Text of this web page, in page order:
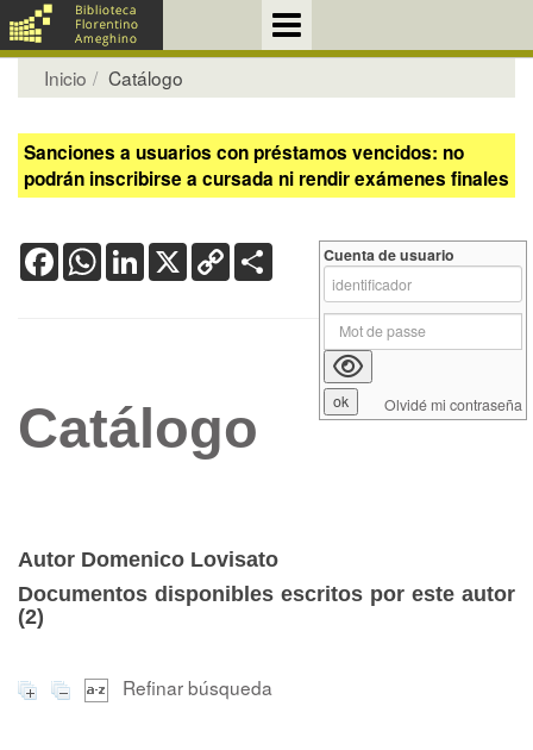
Inicio Catálogo
Sanciones a usuarios con préstamos vencidos: no
podrán inscribirse a cursada ni rendir exámenes finales
FacebookWhatsApp
LinkedIn
X Copy
Link
Catálogo
Autor Domenico Lovisato
Documentos disponibles escritos por este autor
(2)
Refinar búsqueda
Cuenta de usuario
Olvidé mi contraseña